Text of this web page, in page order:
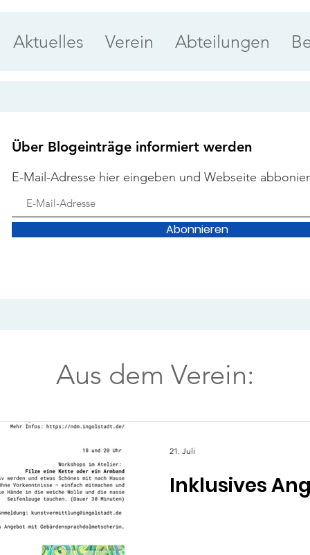
Aktuelles Verein Abteilungen
Über Blogeinträge informiert werden
E-Mail-Adresse hier eingeben und Webseite
Abonnieren
Aus dem Verein:
Inklusives
21. Juli